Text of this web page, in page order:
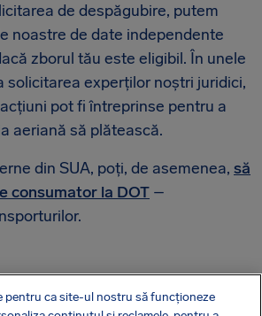
de despăgubire, putem
noastre de date independente
zborul tău este eligibil. În unele
solicitarea experților noștri juridici,
pot fi întreprinse pentru a
aeriană să plătească.
din SUA, poți, de asemenea, să
consumator la DOT –
sau cheltuieli
pentru ca site-ul nostru să funcționeze